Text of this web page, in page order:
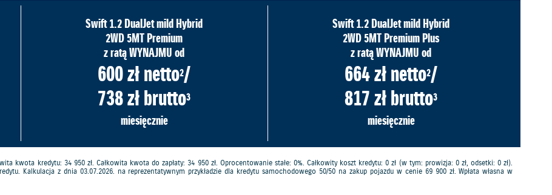
Swift 1.2 DualJet mild Hybrid
2WD 5MT Premium
z ratą WYNAJMU od
600 zł netto2/
738 zł brutto3
miesięcznie
Swift 1.2 DualJet mild Hybrid
2WD 5MT Premium Plus
z ratą WYNAJMU od
664 zł netto2/
817 zł brutto3
miesięcznie
kwota kredytu: 34 950 zł. Całkowita kwota do zapłaty: 34 950 zł. Oprocentowanie stałe: 0%. Całkowity koszt kredytu: 0 zł (w tym: prowizja: 0 zł, odsetki: 0 zł).
Kalkulacja z dnia 03.07.2026. na reprezentatywnym przykładzie dla kredytu samochodowego 50/50 na zakup pojazdu w cenie 69 900 zł. Wpłata własna w